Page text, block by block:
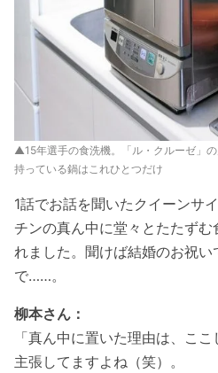
▲15年選手の食洗機。「ル・クルーゼ」の
持っている鍋はこれひとつだけ
1話でお話を聞いたクイーンサ
チンの真ん中に堂々とたたず
れました。聞けば結婚のお祝い
で……。
柳本さん：
「真ん中に置いた理由は、こ
主張してますよね（笑）。